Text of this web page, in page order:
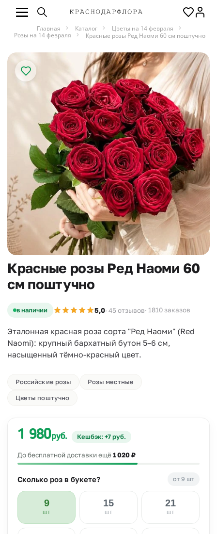
Главная Каталог
Цветы на 14 февраля
Розы на 14 февраля
Красные розы Ред Наоми 60 см поштучно
Красные розы Ред Наоми 60
см поштучно
в наличии 5,0· 45 отзывов· 1810 заказов
Эталонная красная роза сорта "Ред Наоми" (Red
Naomi): крупный бархатный бутон 5–6 см,
насыщенный тёмно-красный цвет.
Российские розы Розы местные
Цветы поштучно
1 980руб. Кешбэк: +7 руб.
До бесплатной доставки ещё1 020 ₽
Сколько роз в букете? от 9 шт
9
шт
15
шт
21
шт